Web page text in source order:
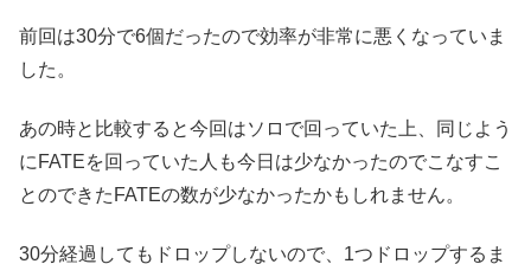
前回は30分で6個だったので効率が非常に悪くなっていま
した。
あの時と比較すると今回はソロで回っていた上、同じよう
にFATEを回っていた人も今日は少なかったのでこなすこ
とのできたFATEの数が少なかったかもしれません。
30分経過してもドロップしないので、1つドロップするま